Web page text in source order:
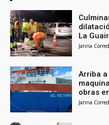
La
Janna
Arriba
obras
Janna